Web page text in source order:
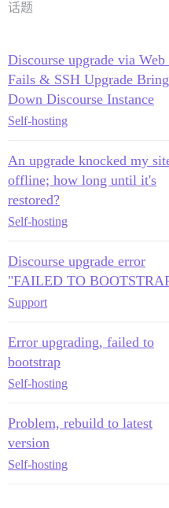
话题
Discourse upgrade via
Fails & SSH Upgrade
Down Discourse Instance
Self-hosting
An upgrade knocked my
offline; how long until it's
restored?
Self-hosting
Discourse upgrade error
"FAILED TO
Support
Error upgrading, failed to
bootstrap
Self-hosting
Problem, rebuild to latest
version
Self-hosting